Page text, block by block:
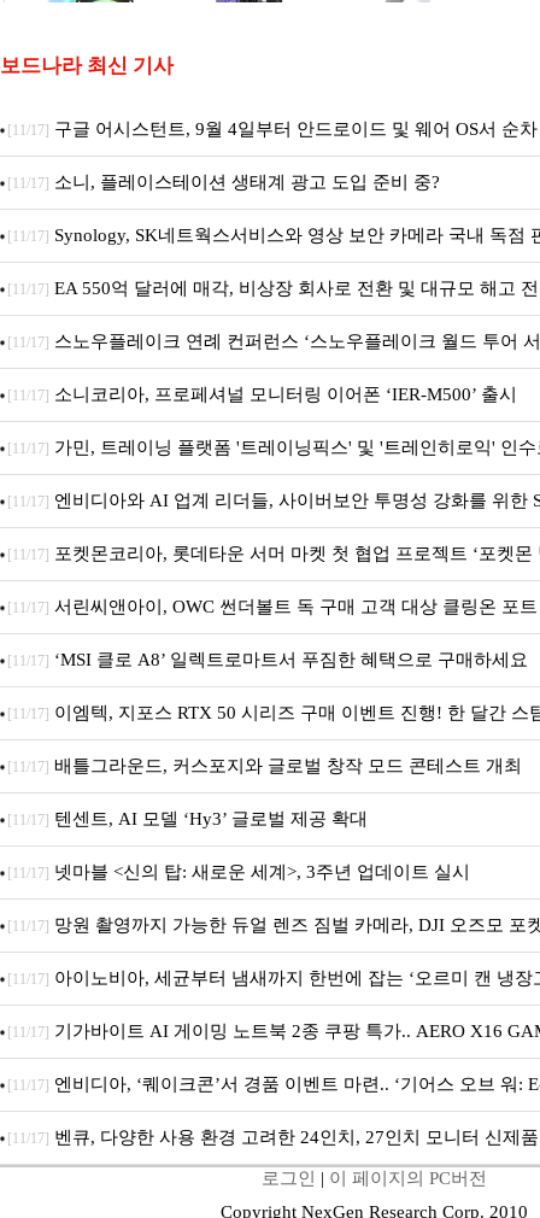
보드나라 최신 기사
[11/17] 구글 어시스턴트, 9월 4일부터 안드로이드 및 웨어 OS서 순
[11/17] 소니, 플레이스테이션 생태계 광고 도입 준비 중?
[11/17] Synology, SK네트웍스서비스와 영상 보안 카메라 국내 독점
[11/17] EA 550억 달러에 매각, 비상장 회사로 전환 및 대규모 해고
[11/17] 스노우플레이크 연례 컨퍼런스 ‘스노우플레이크 월드 투어
[11/17] 소니코리아, 프로페셔널 모니터링 이어폰 ‘IER-M500’ 출시
[11/17] 가민, 트레이닝 플랫폼 '트레이닝픽스' 및 '트레인히로익' 인
훈련 지원 확대
[11/17] 엔비디아와 AI 업계 리더들, 사이버보안 투명성 강화를 위한
[11/17] 포켓몬코리아, 롯데타운 서머 마켓 첫 협업 프로젝트 ‘포켓몬
[11/17] 서린씨앤아이, OWC 썬더볼트 독 구매 고객 대상 클링온 포
콜 연장 진행
[11/17] ‘MSI 클로 A8’ 일렉트로마트서 푸짐한 혜택으로 구매하세요
[11/17] 이엠텍, 지포스 RTX 50 시리즈 구매 이벤트 진행! 한 달간 스
RTX 5060 DUAL까지 증정
[11/17] 배틀그라운드, 커스포지와 글로벌 창작 모드 콘테스트 개최
[11/17] 텐센트, AI 모델 ‘Hy3’ 글로벌 제공 확대
[11/17] 넷마블 <신의 탑: 새로운 세계>, 3주년 업데이트 실시
[11/17] 망원 촬영까지 가능한 듀얼 렌즈 짐벌 카메라, DJI 오즈모 포
[11/17] 아이노비아, 세균부터 냄새까지 한번에 잡는 ‘오르미 캔 냉장
[11/17] 기가바이트 AI 게이밍 노트북 2종 쿠팡 특가.. AERO X16
[11/17] 엔비디아, ‘퀘이크콘’서 경품 이벤트 마련.. ‘기어스 오브 워:
[11/17] 벤큐, 다양한 사용 환경 고려한 24인치, 27인치 모니터 신제
로그인 | 이 페이지의 PC버전
Copyright NexGen Research Corp. 2010